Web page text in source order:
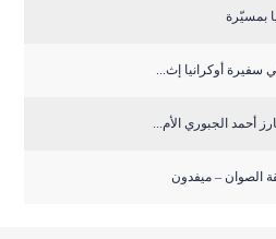
بمسيّرة
سفيرة أوكرانيا إث...
أحمد الجبوري الأم...
الصوان – ميفدون